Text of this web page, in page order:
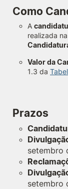
Elogio /
©2026
Como
A
realizada
Valor da
1.3 da
Prazos
setembro
setembro